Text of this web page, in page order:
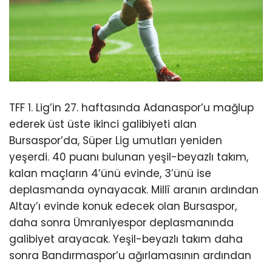
TFF 1. Lig’in 27. haftasında Adanaspor’u mağlup
ederek üst üste ikinci galibiyeti alan
Bursaspor’da, Süper Lig umutları yeniden
yeşerdi. 40 puanı bulunan yeşil-beyazlı takım,
kalan maçların 4’ünü evinde, 3’ünü ise
deplasmanda oynayacak. Millî aranın ardından
Altay’ı evinde konuk edecek olan Bursaspor,
daha sonra Ümraniyespor deplasmanında
galibiyet arayacak. Yeşil-beyazlı takım daha
sonra Bandırmaspor’u ağırlamasının ardından